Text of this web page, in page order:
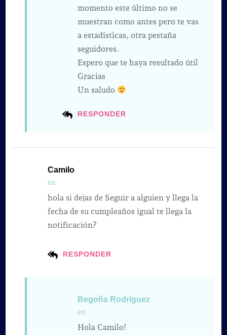
RESPONDER
momento este último no se
muestran como antes pero te vas
a estadísticas, otra pestaña
seguidores.
Espero que te haya resultado útil
Gracias
Un saludo
Camilo
en
RESPONDER
hola si dejas de Seguir a alguien y llega la
fecha de su cumpleaños igual te llega la
notificación?
Begoña Rodríguez
en
Hola Camilo!